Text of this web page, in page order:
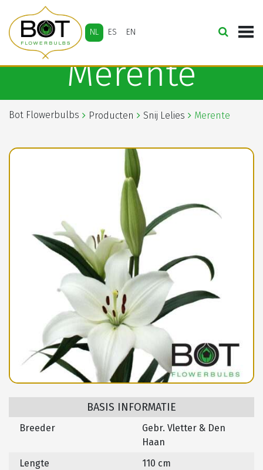
NL ES EN
Merente
Bot Flowerbulbs Producten Snij Lelies Merente
BASIS INFORMATIE
Breeder
Gebr. Vletter & Den
Haan
Lengte
110 cm